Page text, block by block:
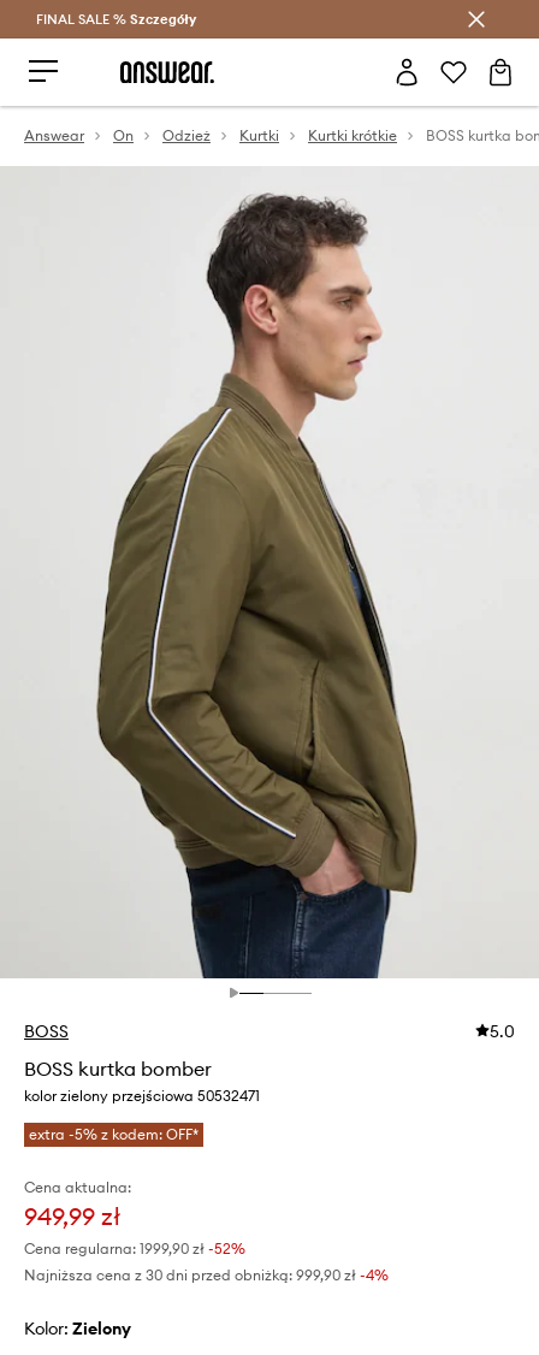
Oszczędzaj z Answear Club >
FINAL SALE % Szczegóły
Answear On Odzież Kurtki Kurtki krótkie BOSS kurtka
BOSS 5.0
BOSS kurtka bomber
kolor zielony przejściowa 50532471
extra -5% z kodem: OFF*
Cena aktualna:
949,99 zł
Cena regularna: 1999,90 zł -52%
Najniższa cena z 30 dni przed obniżką: 999,90 zł -4%
Kolor: zielony